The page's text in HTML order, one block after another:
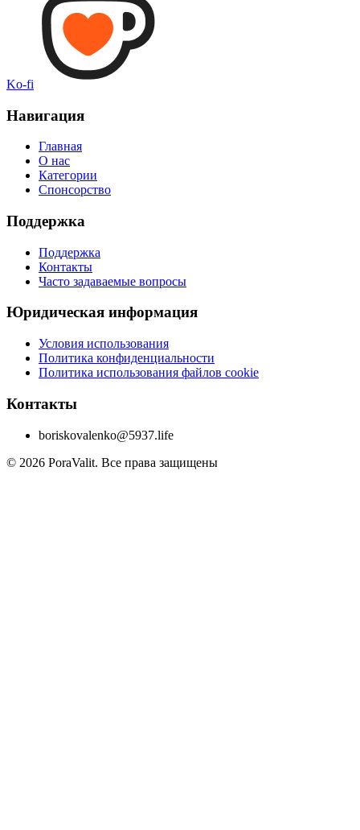
Ko-fi
Навигация
Главная
О нас
Категории
Спонсорство
Поддержка
Поддержка
Контакты
Часто задаваемые вопросы
Юридическая информация
Условия использования
Политика конфиденциальности
Политика использования файлов cookie
Контакты
boriskovalenko@5937.life
© 2026 PoraValit. Все права защищены